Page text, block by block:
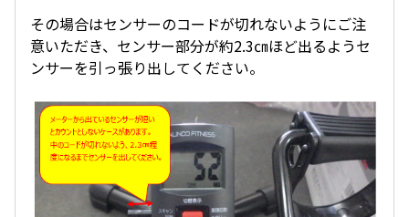
その場合はセンサーのコードが切れないようにご注
意いただき、センサー部分が約2.3㎝ほど出るようセ
ンサーを引っ張り出してください。